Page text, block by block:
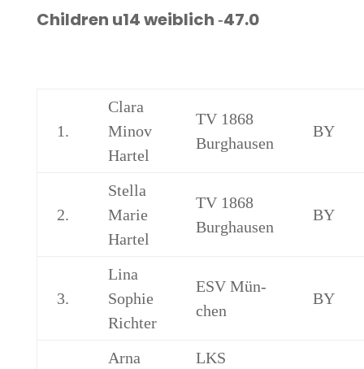
Child­ren u14 weib­lich ‑47.0
1.
Cla­ra
Minov
Hartel
TV 1868
Burghausen
BY
2.
Stel­la
Marie
Hartel
TV 1868
Burghausen
BY
3.
Lina
Sophie
Richter
ESV Mün­
chen
BY
Arna
LKS